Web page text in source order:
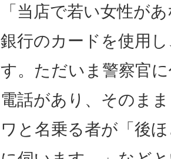
「当店で若い女性が
銀行のカードを使用
す。ただいま警察官
電話があり、そのま
ワと名乗る者が「後